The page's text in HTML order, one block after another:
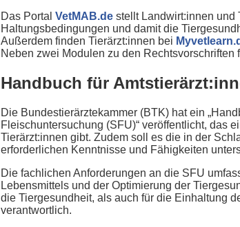
Das Portal VetMAB.de stellt Landwirt:innen und
Haltungsbedingungen und damit die
Außerdem finden Tierärzt:innen bei
Neben zwei Modulen zu den
Handbuch für
Die Bundestierärztekammer (BTK) hat ein
Fleischuntersuchung (SFU)“ veröffentlicht, das
Tierärzt:innen gibt. Zudem soll es die in der
erforderlichen Kenntnisse und Fähigkeiten
Die fachlichen Anforderungen an die SFU
Lebensmittels und der Optimierung der
die Tiergesundheit, als auch für die Einhaltung
verantwortlich.